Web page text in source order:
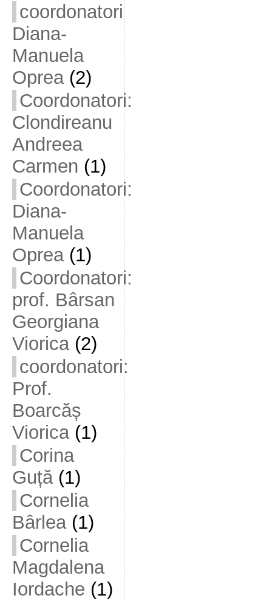
coordonatori
Diana-
Manuela
Oprea(2)
Coordonatori:
Clondireanu
Andreea
Carmen (1)
Coordonatori:
Diana-
Manuela
Oprea(1)
Coordonatori:
prof. Bârsan
Georgiana
Viorica(2)
coordonatori:
Prof.
Boarcăș
Viorica(1)
Corina
Guță(1)
Cornelia
Bârlea(1)
Cornelia
Magdalena
Iordache (1)